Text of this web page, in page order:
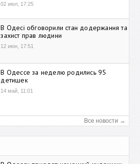
02 июл, 17:25
В Одесі обговорили стан додержання та
захист прав людини
12 июн, 17:51
В Одессе за неделю родились 95
детишек
14 май, 11:01
Все новости →